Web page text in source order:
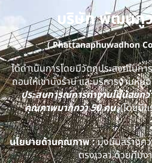
บริษัท พัฒนภู
( Phattanaphuwadhon
ได้ดำเนินการโดยมีวัตถุประสงค์ในก
ถอนให้เช่านั่งร้าน และบริการงานหุ้
ประสบการณ์การทำงานไม่น้อยก
คุณภาพมากกว่า 50 คน(โดยมี
นโยบายด้านคุณภาพ :มุ่งมั่นสร้างค
ตรงเวลา ด้วยทีม